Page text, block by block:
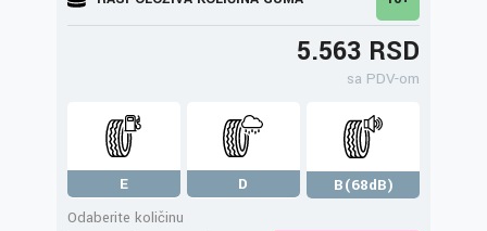
5.563 RSD
sa PDV-om
E D
B(68dB)
Odaberite količinu